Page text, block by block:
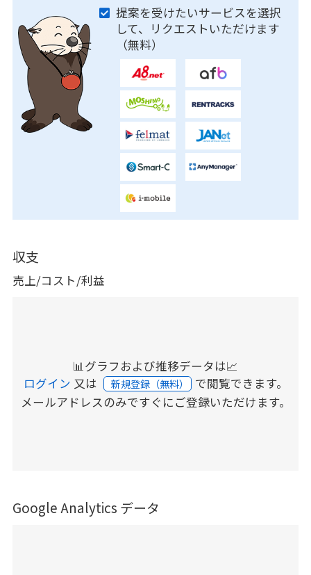
提案を受けたいサービスを選択
して、リクエストいただけます
（無料）
収支
売上/コスト/利益
📊グラフおよび推移データは📈
ログイン 又は 新規登録（無料） で閲覧できます。
メールアドレスのみですぐにご登録いただけます。
Google Analytics データ